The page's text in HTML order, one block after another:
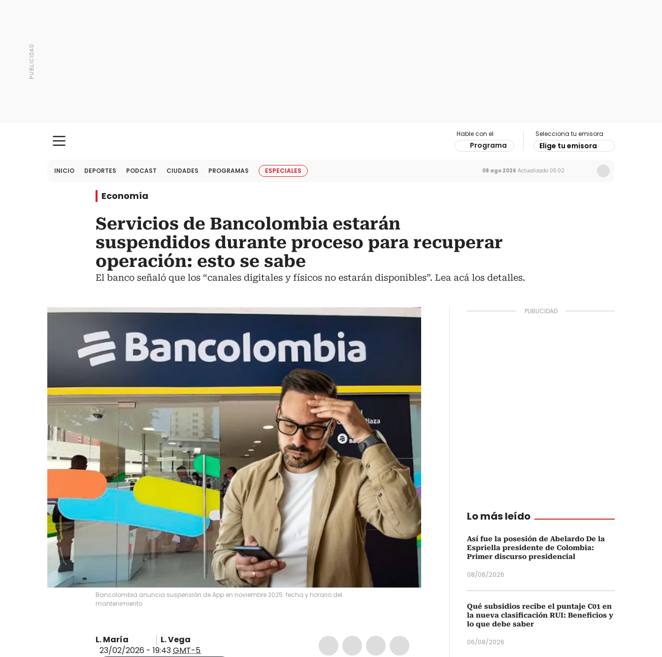
Hable con el
Programa
Selecciona tu emisora
Elige tu emisora
INICIO DEPORTES PODCAST CIUDADES PROGRAMAS ESPECIALES 08 ago 2026 Actualizado 05:02
Economía
Servicios de Bancolombia estarán
suspendidos durante proceso para recuperar
operación: esto se sabe
El banco señaló que los “canales digitales y físicos no estarán disponibles”. Lea acá los detalles.
Bancolombia anuncia suspensión de App en noviembre 2025: fecha y horario del
mantenimiento
L. María
L. Vega
23/02/2026 - 19:43GMT-5
Lo más leído
Así fue la posesión de Abelardo De la
Espriella presidente de Colombia:
Primer discurso presidencial
08/08/2026
Qué subsidios recibe el puntaje C01 en
la nueva clasificación RUI: Beneficios y
lo que debe saber
06/08/2026